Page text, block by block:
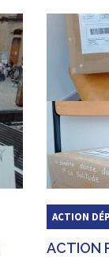
ACTION
ACTION